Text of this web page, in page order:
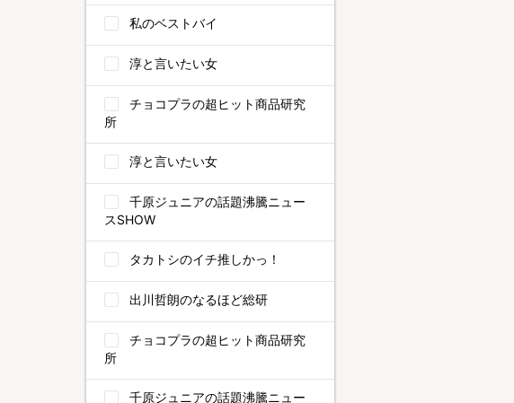
私のベストバイ
淳と言いたい女
チョコプラの超ヒット商品研究
所
淳と言いたい女
千原ジュニアの話題沸騰ニュー
スSHOW
タカトシのイチ推しかっ！
出川哲朗のなるほど総研
チョコプラの超ヒット商品研究
所
千原ジュニアの話題沸騰ニュー